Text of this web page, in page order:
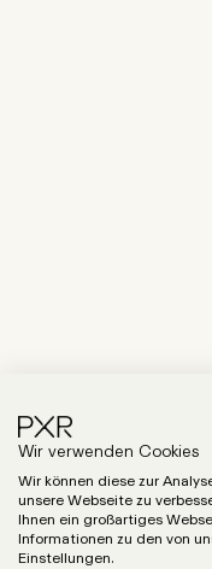
Wir verwenden Cookies
Wir können diese zur
unsere Webseite zu
Ihnen ein großartiges
Informationen zu den von
Einstellungen.